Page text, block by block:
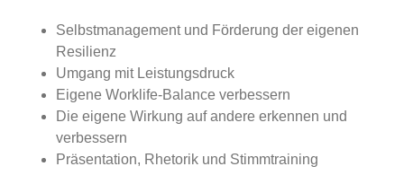
Selbstmanagement und Förderung der eigenen
Resilienz
Umgang mit Leistungsdruck
Eigene Worklife-Balance verbessern
Die eigene Wirkung auf andere erkennen und
verbessern
Präsentation, Rhetorik und Stimmtraining